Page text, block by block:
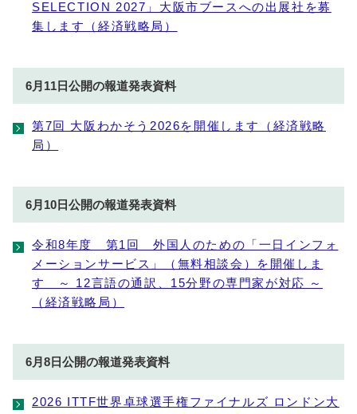
SELECTION 2027」大阪市ブースへの出展社を募
集します（経済戦略局）
6月11日公開の報道発表資料
第7回 大阪わかそう2026を開催します（経済戦略
局）
6月10日公開の報道発表資料
令和8年度 第1回 外国人のための「一日インフォ
メーションサービス」（無料相談会）を開催しま
す ～ 12言語の通訳、15分野の専門家が対応 ～
（経済戦略局）
6月8日公開の報道発表資料
2026 ITTF世界卓球選手権ファイナルズ ロンドン大